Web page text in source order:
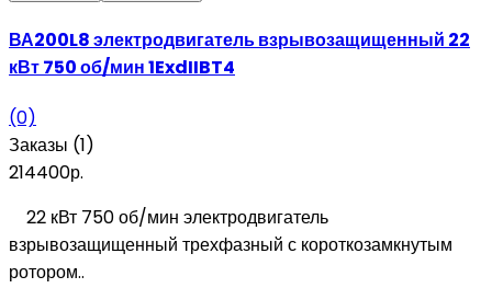
ВА200L8 электродвигатель взрывозащищенный 22
кВт 750 об/мин 1ExdIIBT4
(0)
Заказы (1)
214400р.
22 кВт 750 об/мин электродвигатель
взрывозащищенный трехфазный с короткозамкнутым
ротором..